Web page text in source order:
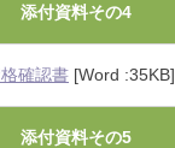
添付資料その4
確認書 [Word :35KB]
添付資料その5